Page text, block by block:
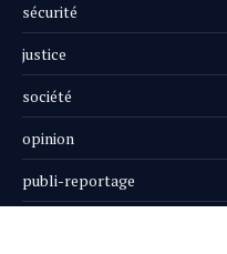
sécurité
justice
société
opinion
publi-reportage